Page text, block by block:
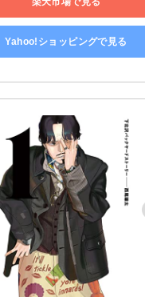
Yahoo!ショッピングで見る